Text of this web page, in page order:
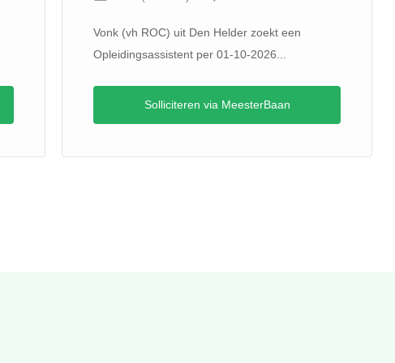
Vonk (vh ROC) uit Den Helder zoekt een
Opleidingsassistent per 01-10-2026...
Solliciteren via MeesterBaan